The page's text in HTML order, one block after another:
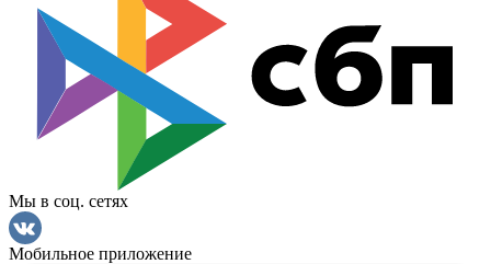
Мы в соц. сетях
Мобильное приложение